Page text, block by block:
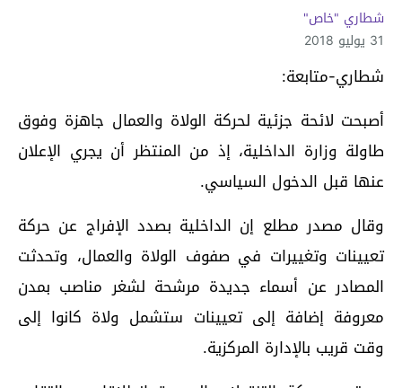
شطاري "خاص"
31 يوليو 2018
شطاري-متابعة:
أصبحت لائحة جزئية لحركة الولاة والعمال جاهزة وفوق
طاولة وزارة الداخلية، إذ من المنتظر أن يجري الإعلان
عنها قبل الدخول السياسي.
وقال مصدر مطلع إن الداخلية بصدد الإفراج عن حركة
تعيينات وتغييرات في صفوف الولاة والعمال، وتحدثت
المصادر عن أسماء جديدة مرشحة لشغر مناصب بمدن
معروفة إضافة إلى تعيينات ستشمل ولاة كانوا إلى
وقت قريب بالإدارة المركزية.